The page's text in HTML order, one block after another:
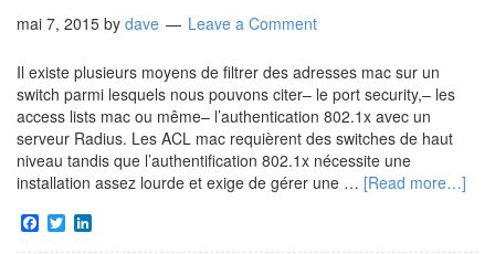
mai 7, 2015 by dave Leave a Comment
Il existe plusieurs moyens de filtrer des adresses mac sur un
switch parmi lesquels nous pouvons citer– le port security,– les
access lists mac ou même– l’authentication 802.1x avec un
serveur Radius. Les ACL mac requièrent des switches de haut
niveau tandis que l’authentification 802.1x nécessite une
installation assez lourde et exige de gérer une … [Read more…]
Facebook
Twitter